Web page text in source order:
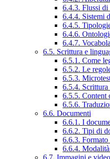
6.4.3. Flussi di
6.4.4. Sistemi
6.4.5.
6.4.6.
6.4.7.
6.5. Scrittura e
6.5.1. Come
6.5.2. Le
6.5.3.
6.5.4.
6.5.5. Content
6.5.6.
6.6. Documenti
6.6.1. I
6.6.2. Tipi di
6.6.3.
6.6.4.
6.7. Immagini e video